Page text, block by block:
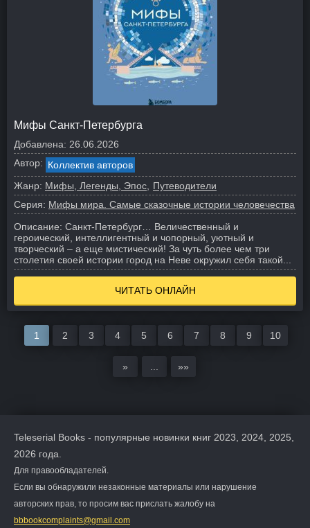
Мифы Санкт-Петербурга
Добавлена: 26.06.2026
Автор: Коллектив авторов
Жанр: Мифы, Легенды, Эпос
Путеводители
Серия: Мифы мира. Самые сказочные истории человечества
Описание: Санкт-Петербург… Величественный и
героический, интеллигентный и чопорный, уютный и
творческий – а еще мистический! За чуть более чем три
столетия своей истории город на Неве окружил себя такой...
ЧИТАТЬ ОНЛАЙН
1 2 3 4 5 6 7 8 9 10
» »»
Teleserial Books - популярные новинки книг 2023, 2024, 2025,
2026 года.
Для правообладателей.
Если вы обнаружили незаконные материалы или нарушение
авторских прав, то просим вас прислать жалобу на
bbbookcomplaints@gmail.com